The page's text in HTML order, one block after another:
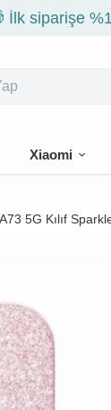
İlk siparişe
Xiaomi
5G Kılıf